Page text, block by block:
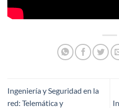
Ingeniería y Seguridad en la
red: Telemática y